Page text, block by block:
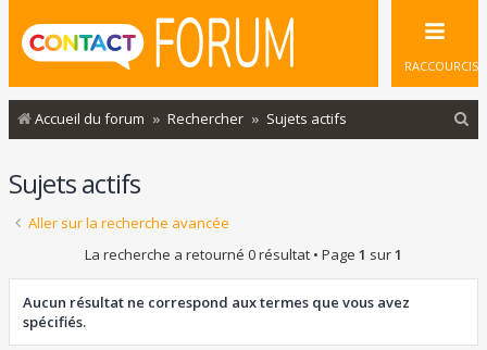
RACCOURCIS
Accueil du forum Rechercher Sujets actifs
Sujets actifs
Aller sur la recherche avancée
La recherche a retourné 0 résultat • Page 1 sur1
Aucun résultat ne correspond aux termes que vous avez
spécifiés.